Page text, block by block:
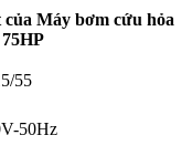
Máy bơm cứu hỏa
55
50Hz